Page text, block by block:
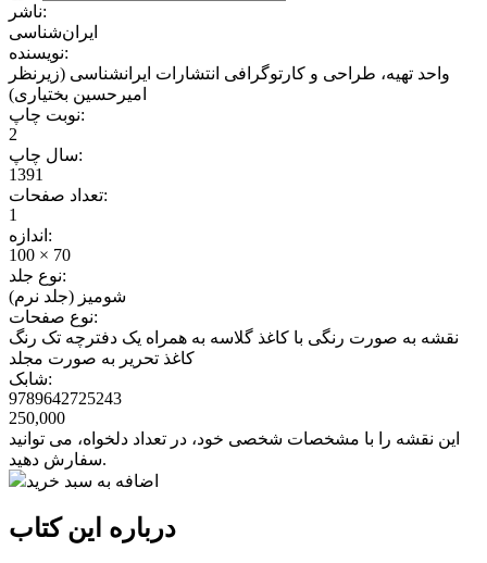
ناشر:
ایران‌شناسی
نویسنده:
واحد تهیه، طراحی و کارتوگرافی انتشارات ایرانشناسی (زیرنظر
امیرحسین بختیاری)
نوبت چاپ:
2
سال چاپ:
1391
تعداد صفحات:
1
اندازه:
100 × 70
نوع جلد:
شومیز (جلد نرم)
نوع صفحات:
نقشه به صورت رنگی با کاغذ گلاسه به همراه یک دفترچه تک رنگ
کاغذ تحریر به صورت مجلد
شابک:
9789642725243
250,000
این نقشه را با مشخصات شخصی خود، در تعداد دلخواه، می توانید
سفارش دهید.
اضافه به سبد خرید
درباره این کتاب